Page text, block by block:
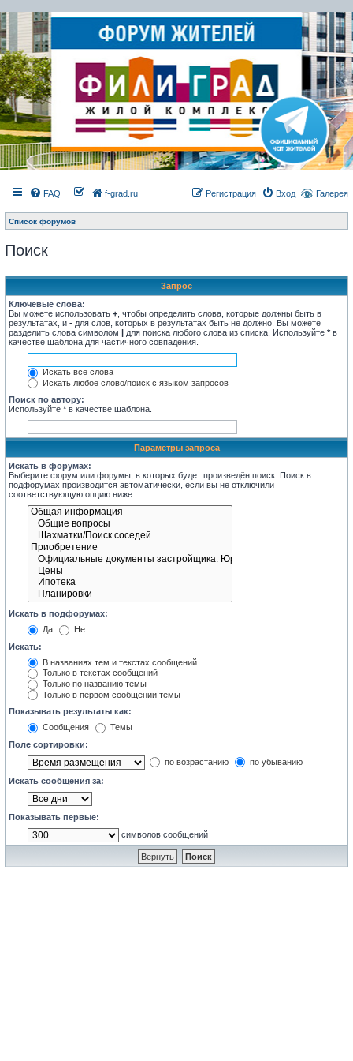
Галерея
FAQ f-grad.ru Вход
Регистрация
Список форумов
Поиск
Запрос
Ключевые слова:
Вы можете использовать + , чтобы определить слова, которые должны быть в
результатах, и - для слов, которых в результатах быть не должно. Вы можете
разделить слова символом | для поиска любого слова из списка. Используйте *в
качестве шаблона для частичного совпадения.
Искать все слова
Искать любое слово/поиск с языком запросов
Поиск по автору:
Используйте * в качестве шаблона.
Параметры запроса
Искать в форумах:
Выберите форум или форумы, в которых будет произведён поиск. Поиск в
подфорумах производится автоматически, если вы не отключили
соответствующую опцию ниже.
Искать в подфорумах:
Да
Нет
Искать:
В названиях тем и текстах сообщений
Только в текстах сообщений
Только по названию темы
Только в первом сообщении темы
Показывать результаты как:
Сообщения
Темы
Поле сортировки:
по возрастанию
по убыванию
Искать сообщения за:
Показывать первые:
символов сообщений